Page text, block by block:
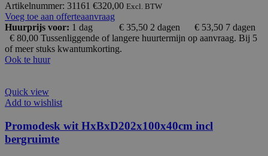
Artikelnummer: 31161 €320,00 Excl. BTW
Voeg toe aan offerteaanvraag
Huurprijs voor: 1 dag € 35,50 2 dagen € 53,50 7 dagen
€ 80,00 Tussenliggende of langere huurtermijn op aanvraag. Bij 5
of meer stuks kwantumkorting.
Ook te huur
Quick view
Add to wishlist
Promodesk wit HxBxD202x100x40cm incl
bergruimte